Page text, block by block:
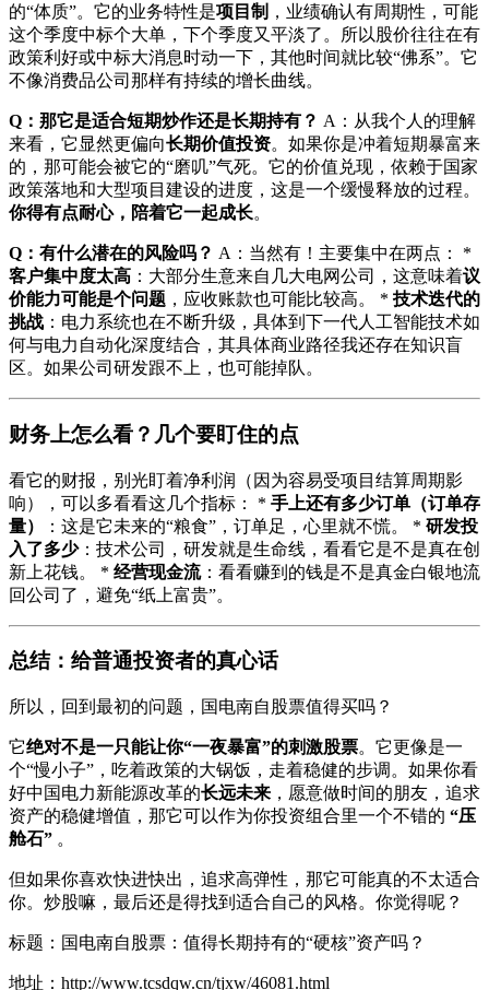
的“体质”。它的业务特性是项目制 ，业绩确认有周期性，可能
这个季度中标个大单，下个季度又平淡了。所以股价往往在有
政策利好或中标大消息时动一下，其他时间就比较“佛系”。它
不像消费品公司那样有持续的增长曲线。
Q：那它是适合短期炒作还是长期持有？ A：从我个人的理解
来看，它显然更偏向长期价值投资。如果你是冲着短期暴富来
的，那可能会被它的“磨叽”气死。它的价值兑现，依赖于国家
政策落地和大型项目建设的进度，这是一个缓慢释放的过程。
你得有点耐心，陪着它一起成长。
Q：有什么潜在的风险吗？ A：当然有！主要集中在两点： *
客户集中度太高 ：大部分生意来自几大电网公司，这意味着议
价能力可能是个问题 ，应收账款也可能比较高。 * 技术迭代的
挑战 ：电力系统也在不断升级，具体到下一代人工智能技术如
何与电力自动化深度结合，其具体商业路径我还存在知识盲
区。如果公司研发跟不上，也可能掉队。
财务上怎么看？几个要盯住的点
看它的财报，别光盯着净利润（因为容易受项目结算周期影
响），可以多看看这几个指标： * 手上还有多少订单（订单存
量）
：这是它未来的“粮食”，订单足，心里就不慌。 * 研发投
入了多少：技术公司，研发就是生命线，看看它是不是真在创
新上花钱。 * 经营现金流：看看赚到的钱是不是真金白银地流
回公司了，避免“纸上富贵”。
总结：给普通投资者的真心话
所以，回到最初的问题，国电南自股票值得买吗？
它绝对不是一只能让你“一夜暴富”的刺激股票。它更像是一
个“慢小子”，吃着政策的大锅饭，走着稳健的步调。如果你看
好中国电力新能源改革的长远未来 ，愿意做时间的朋友，追求
资产的稳健增值，那它可以作为你投资组合里一个不错的 “压
舱石” 。
但如果你喜欢快进快出，追求高弹性，那它可能真的不太适合
你。炒股嘛，最后还是得找到适合自己的风格。你觉得呢？
标题：国电南自股票：值得长期持有的“硬核”资产吗？
地址：http://www.tcsdqw.cn/tjxw/46081.html